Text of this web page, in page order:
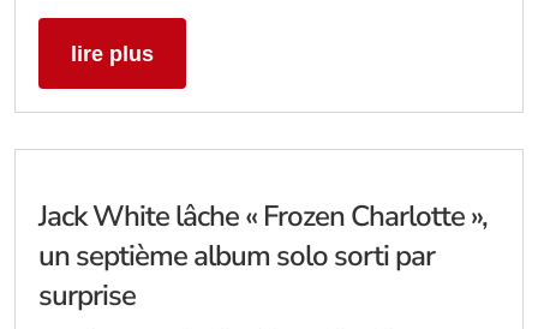
lire plus
Jack White lâche « Frozen Charlotte »,
un septième album solo sorti par
surprise